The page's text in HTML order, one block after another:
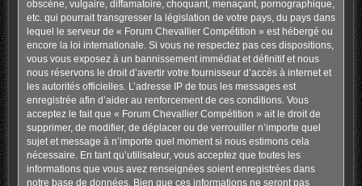
obscène, vulgaire, diffamatoire, choquant, menaçant, pornographique,
etc. qui pourrait transgresser la législation de votre pays, du pays dans
lequel le serveur de « Forum Chevallier Compétition » est hébergé ou
encore la loi internationale. Si vous ne respectez pas ces dispositions,
vous vous exposez à un bannissement immédiat et définitif et nous
nous réservons le droit d’avertir votre fournisseur d’accès à internet et
les autorités officielles. L’adresse IP de tous les messages est
enregistrée afin d’aider au renforcement de ces conditions. Vous
acceptez le fait que « Forum Chevallier Compétition » ait le droit de
supprimer, de modifier, de déplacer ou de verrouiller n’importe quel
sujet et message à n’importe quel moment si nous estimons cela
nécessaire. En tant qu’utilisateur, vous acceptez que toutes les
informations que vous avez renseignées soient enregistrées dans
notre base de données. Bien que ces informations ne seront pas